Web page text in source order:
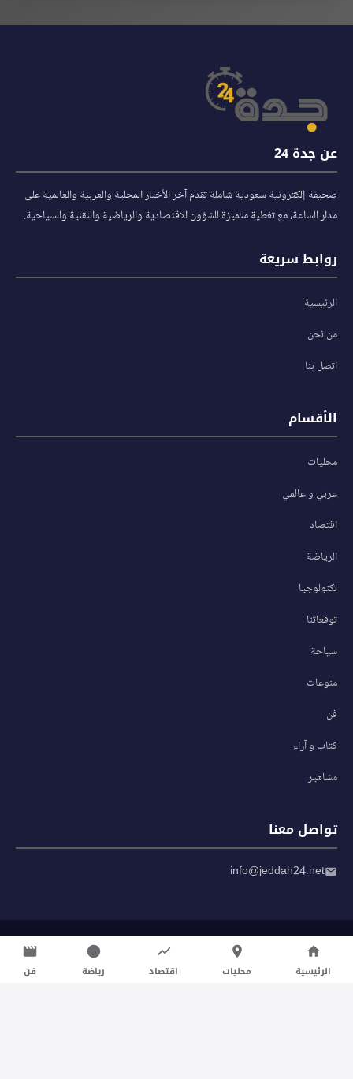
عن جدة 24
صحيفة إلكترونية سعودية شاملة تقدم آخر الأخبار المحلية والعربية والعالمية على
مدار الساعة، مع تغطية متميزة للشؤون الاقتصادية والرياضية والتقنية والسياحية.
روابط سريعة
الرئيسية
من نحن
اتصل بنا
الأقسام
محليات
عربي و عالمي
اقتصاد
الرياضة
تكنولوجيا
توقعاتنا
سياحة
منوعات
فن
كتاب و آراء
مشاهير
تواصل معنا
info@jeddah24.net
سياسة الخصوصية
شروط الاستخدام
الرئيسية محليات اقتصاد رياضة فن